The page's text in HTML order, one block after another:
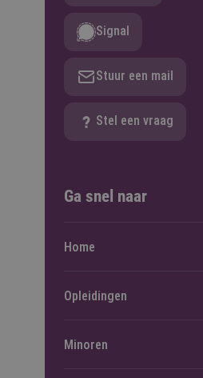
Signal
Stuur een mail
Stel een vraag
Ga snel naar
Home
Opleidingen
Minoren